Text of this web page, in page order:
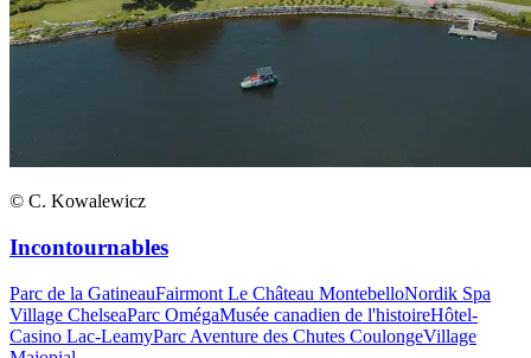
© C. Kowalewicz
Incontournables
Parc de la GatineauFairmont Le Château MontebelloNordik Spa
Village ChelseaParc OmégaMusée canadien de l'histoireHôtel-
Casino Lac-LeamyParc Aventure des Chutes CoulongeVillage